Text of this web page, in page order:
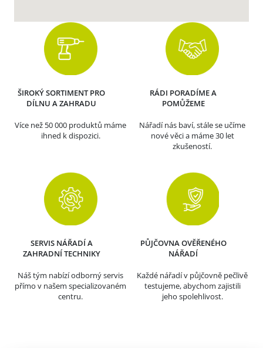
ŠIROKÝ SORTIMENT PRO
DÍLNU A ZAHRADU
Více než 50 000 produktů máme
ihned k dispozici.
RÁDI PORADÍME A
POMŮŽEME
Nářadí nás baví, stále se učíme
nové věci a máme 30 let
zkušeností.
SERVIS NÁŘADÍ A
ZAHRADNÍ TECHNIKY
Náš tým nabízí odborný servis
přímo v našem specializovaném
centru.
PŮJČOVNA OVĚŘENÉHO
NÁŘADÍ
Každé nářadí v půjčovně pečlivě
testujeme, abychom zajistili
jeho spolehlivost.